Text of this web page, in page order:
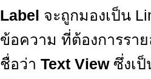
Label จะถูกมองเป็น
ข้อความ ที่ต้องการรา
ชื่อว่า Text View ซึ่งเ